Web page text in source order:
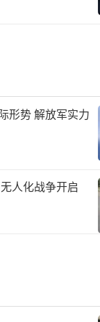
形势 解放军实力
人化战争开启